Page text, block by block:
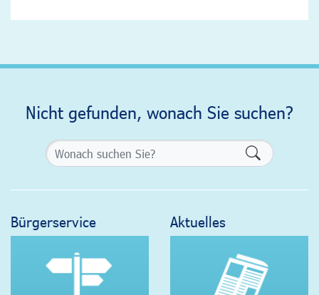
Nicht gefunden, wonach Sie suchen?
Bürgerservice Aktuelles